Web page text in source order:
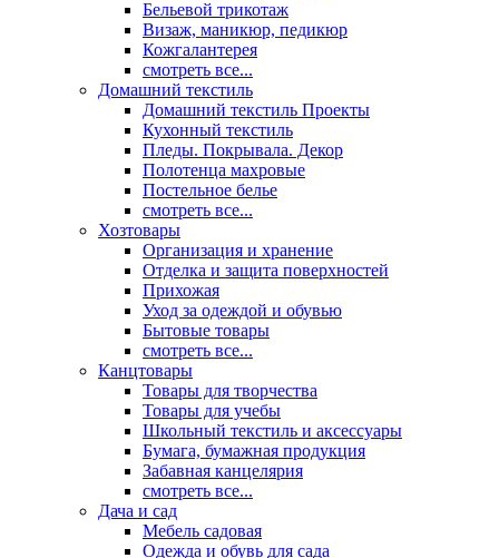
Бельевой трикотаж
Визаж, маникюр, педикюр
Кожгалантерея
смотреть все...
Домашний текстиль
Домашний текстиль Проекты
Кухонный текстиль
Пледы. Покрывала. Декор
Полотенца махровые
Постельное белье
смотреть все...
Хозтовары
Организация и хранение
Отделка и защита поверхностей
Прихожая
Уход за одеждой и обувью
Бытовые товары
смотреть все...
Канцтовары
Товары для творчества
Товары для учебы
Школьный текстиль и аксессуары
Бумага, бумажная продукция
Забавная канцелярия
смотреть все...
Дача и сад
Мебель садовая
Одежда и обувь для сада